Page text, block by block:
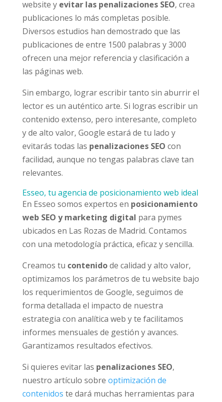
website y evitar las penalizaciones SEO, crea
publicaciones lo más completas posible.
Diversos estudios han demostrado que las
publicaciones de entre 1500 palabras y 3000
ofrecen una mejor referencia y clasificación a
las páginas web.
Sin embargo, lograr escribir tanto sin aburrir el
lector es un auténtico arte. Si logras escribir un
contenido extenso, pero interesante, completo
y de alto valor, Google estará de tu lado y
evitarás todas las penalizaciones SEO con
facilidad, aunque no tengas palabras clave tan
relevantes.
Esseo, tu agencia de posicionamiento web ideal
En Esseo somos expertos en posicionamiento
web SEO y marketing digital para pymes
ubicados en Las Rozas de Madrid. Contamos
con una metodología práctica, eficaz y sencilla.
Creamos tu contenidode calidad y alto valor,
optimizamos los parámetros de tu website bajo
los requerimientos de Google, seguimos de
forma detallada el impacto de nuestra
estrategia con analítica web y te facilitamos
informes mensuales de gestión y avances.
Garantizamos resultados efectivos.
Si quieres evitar las penalizaciones SEO,
nuestro artículo sobre optimización de
contenidos te dará muchas herramientas para